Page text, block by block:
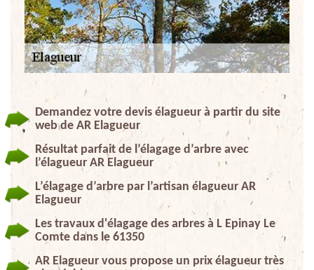
Demandez votre devis élagueur à partir du site
web de AR Elagueur
Résultat parfait de l’élagage d’arbre avec
l’élagueur AR Elagueur
L’élagage d’arbre par l’artisan élagueur AR
Elagueur
Les travaux d'élagage des arbres à L Epinay Le
Comte dans le 61350
AR Elagueur vous propose un prix élagueur très